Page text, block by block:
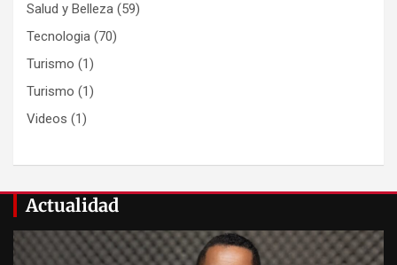
Salud y Belleza (59)
Tecnologia (70)
Turismo (1)
Turismo (1)
Videos (1)
Actualidad